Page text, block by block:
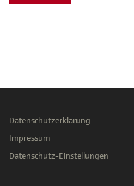
Datenschutzerklärung
Impressum
Datenschutz-Einstellungen